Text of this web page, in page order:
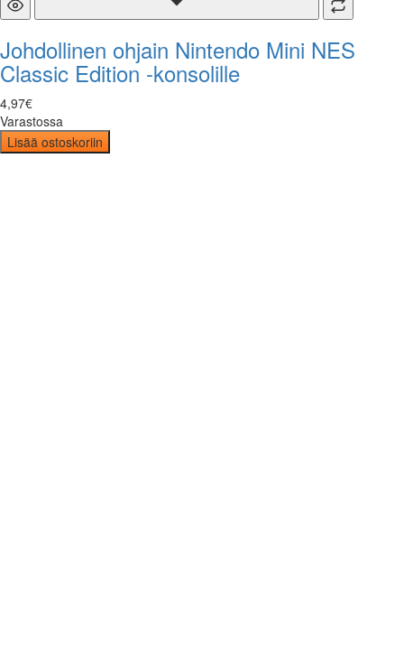
Johdollinen ohjain Nintendo Mini NES
Classic Edition -konsolille
4,97€
Varastossa
Lisää ostoskoriin